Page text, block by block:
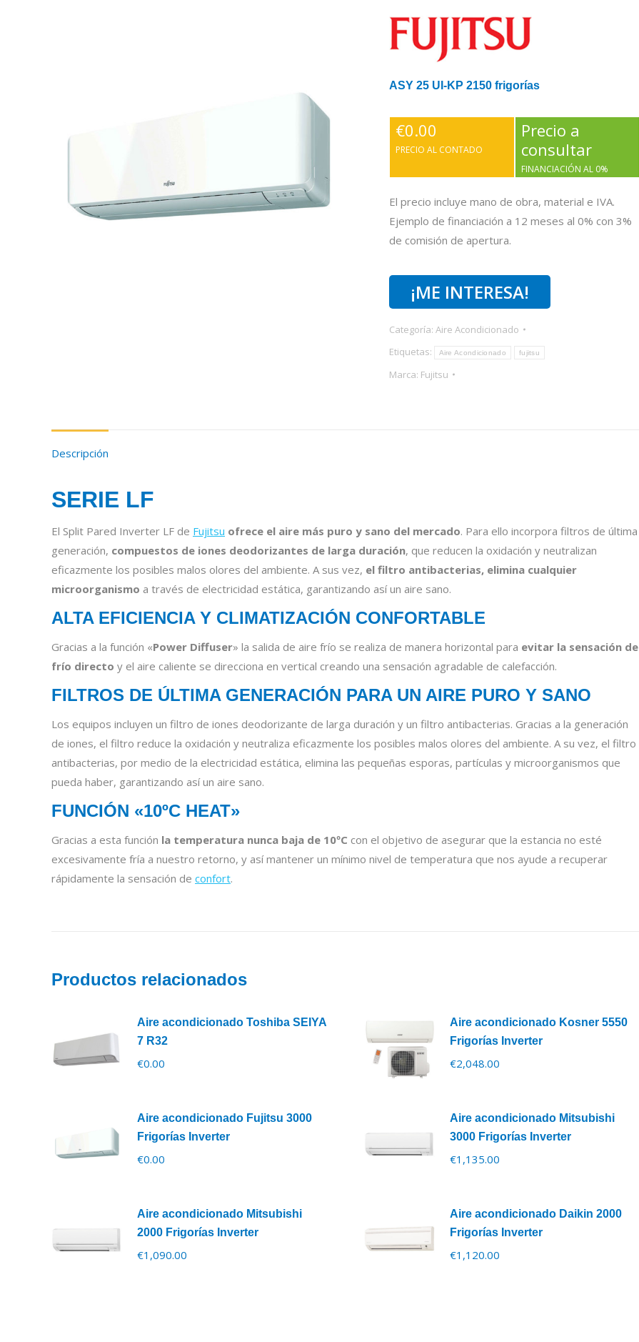
ASY 25 UI-KP 2150 frigorías
€0.00
PRECIO AL CONTADO
Precio a
consultar
FINANCIACIÓN AL 0%
El precio incluye mano de obra, material e IVA.
Ejemplo de financiación a 12 meses al 0% con 3%
de comisión de apertura.
¡ME INTERESA!
Categoría: Aire Acondicionado
Etiquetas:
Aire Acondicionado fujitsu
Marca: Fujitsu
Descripción
SERIE LF
El Split Pared Inverter LF de Fujitsu ofrece el aire más puro y sano del mercado. Para ello incorpora filtros de última
generación, compuestos de iones deodorizantes de larga duración, que reducen la oxidación y neutralizan
eficazmente los posibles malos olores del ambiente. A sus vez, el filtro antibacterias, elimina cualquier
microorganismo a través de electricidad estática, garantizando así un aire sano.
ALTA EFICIENCIA Y CLIMATIZACIÓN CONFORTABLE
Gracias a la función «Power Diffuser» la salida de aire frío se realiza de manera horizontal para evitar la sensación de
frío directo y el aire caliente se direcciona en vertical creando una sensación agradable de calefacción.
FILTROS DE ÚLTIMA GENERACIÓN PARA UN AIRE PURO Y SANO
Los equipos incluyen un filtro de iones deodorizante de larga duración y un filtro antibacterias. Gracias a la generación
de iones, el filtro reduce la oxidación y neutraliza eficazmente los posibles malos olores del ambiente. A su vez, el filtro
antibacterias, por medio de la electricidad estática, elimina las pequeñas esporas, partículas y microorganismos que
pueda haber, garantizando así un aire sano.
FUNCIÓN «10ºC HEAT»
Gracias a esta función la temperatura nunca baja de 10ºC con el objetivo de asegurar que la estancia no esté
excesivamente fría a nuestro retorno, y así mantener un mínimo nivel de temperatura que nos ayude a recuperar
rápidamente la sensación de confort.
Productos relacionados
Aire acondicionado Toshiba SEIYA
7 R32
€0.00
Aire acondicionado Kosner 5550
Frigorías Inverter
€2,048.00
Aire acondicionado Fujitsu 3000
Frigorías Inverter
€0.00
Aire acondicionado Mitsubishi
3000 Frigorías Inverter
€1,135.00
Aire acondicionado Mitsubishi
2000 Frigorías Inverter
€1,090.00
Aire acondicionado Daikin 2000
Frigorías Inverter
€1,120.00